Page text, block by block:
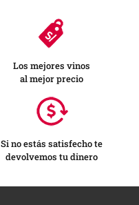
Los mejores vinos
al mejor precio
Si no estás satisfecho te
devolvemos tu dinero